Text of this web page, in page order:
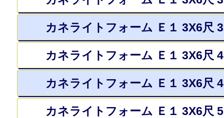
カネライトフォーム Ｅ１ 3X6尺
カネライトフォーム Ｅ１ 3X6尺
カネライトフォーム Ｅ１ 3X6尺
カネライトフォーム Ｅ１ 3X6尺